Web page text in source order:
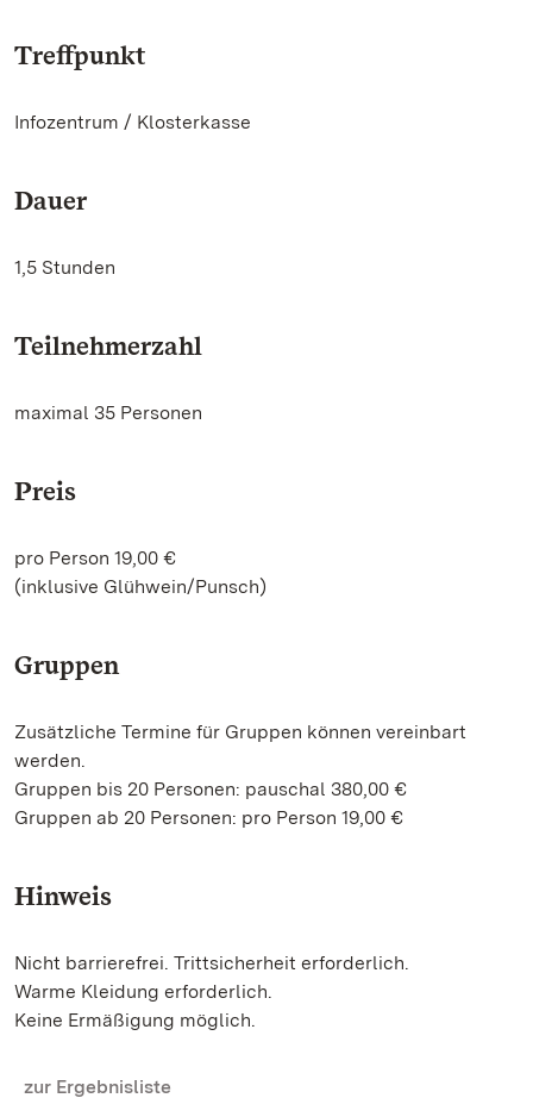
Treffpunkt
Infozentrum / Klosterkasse
Dauer
1,5 Stunden
Teilnehmerzahl
maximal 35 Personen
Preis
pro Person 19,00 €
(inklusive Glühwein/Punsch)
Gruppen
Zusätzliche Termine für Gruppen können vereinbart
werden.
Gruppen bis 20 Personen: pauschal 380,00 €
Gruppen ab 20 Personen: pro Person 19,00 €
Hinweis
Nicht barrierefrei. Trittsicherheit erforderlich.
Warme Kleidung erforderlich.
Keine Ermäßigung möglich.
zur Ergebnisliste